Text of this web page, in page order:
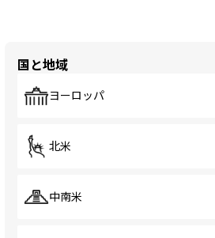
国と地域
ヨーロッパ
北米
中南米